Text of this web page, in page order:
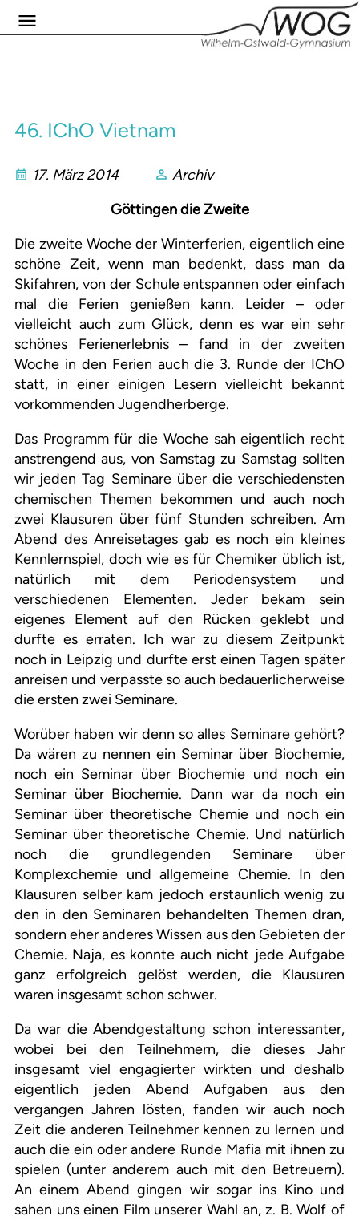
46. IChO Vietnam
17. März 2014
Archiv
Göttingen die Zweite
Die zweite Woche der Winterferien, eigentlich eine
schöne Zeit, wenn man bedenkt, dass man da
Skifahren, von der Schule entspannen oder einfach
mal die Ferien genießen kann. Leider – oder
vielleicht auch zum Glück, denn es war ein sehr
schönes Ferienerlebnis – fand in der zweiten
Woche in den Ferien auch die 3. Runde der IChO
statt, in einer einigen Lesern vielleicht bekannt
vorkommenden Jugendherberge.
Das Programm für die Woche sah eigentlich recht
anstrengend aus, von Samstag zu Samstag sollten
wir jeden Tag Seminare über die verschiedensten
chemischen Themen bekommen und auch noch
zwei Klausuren über fünf Stunden schreiben. Am
Abend des Anreisetages gab es noch ein kleines
Kennlernspiel, doch wie es für Chemiker üblich ist,
natürlich mit dem Periodensystem und
verschiedenen Elementen. Jeder bekam sein
eigenes Element auf den Rücken geklebt und
durfte es erraten. Ich war zu diesem Zeitpunkt
noch in Leipzig und durfte erst einen Tagen später
anreisen und verpasste so auch bedauerlicherweise
die ersten zwei Seminare.
Worüber haben wir denn so alles Seminare gehört?
Da wären zu nennen ein Seminar über Biochemie,
noch ein Seminar über Biochemie und noch ein
Seminar über Biochemie. Dann war da noch ein
Seminar über theoretische Chemie und noch ein
Seminar über theoretische Chemie. Und natürlich
noch die grundlegenden Seminare über
Komplexchemie und allgemeine Chemie. In den
Klausuren selber kam jedoch erstaunlich wenig zu
den in den Seminaren behandelten Themen dran,
sondern eher anderes Wissen aus den Gebieten der
Chemie. Naja, es konnte auch nicht jede Aufgabe
ganz erfolgreich gelöst werden, die Klausuren
waren insgesamt schon schwer.
Da war die Abendgestaltung schon interessanter,
wobei bei den Teilnehmern, die dieses Jahr
insgesamt viel engagierter wirkten und deshalb
eigentlich jeden Abend Aufgaben aus den
vergangen Jahren lösten, fanden wir auch noch
Zeit die anderen Teilnehmer kennen zu lernen und
auch die ein oder andere Runde Mafia mit ihnen zu
spielen (unter anderem auch mit den Betreuern).
An einem Abend gingen wir sogar ins Kino und
sahen uns einen Film unserer Wahl an, z. B. Wolf of